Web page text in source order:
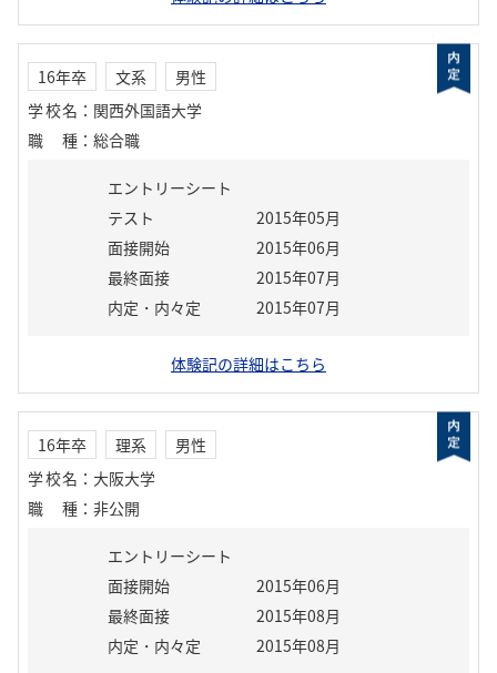
16年卒 文系
男性
学校名 ： 関西外国語大学
職種 ： 総合職
エントリーシート
テスト
2015年05月
面接開始
2015年06月
最終面接
2015年07月
内定・内々定
2015年07月
体験記の詳細はこちら
16年卒 理系
男性
学校名 ： 大阪大学
職種 ： 非公開
エントリーシート
面接開始
2015年06月
最終面接
2015年08月
内定・内々定
2015年08月